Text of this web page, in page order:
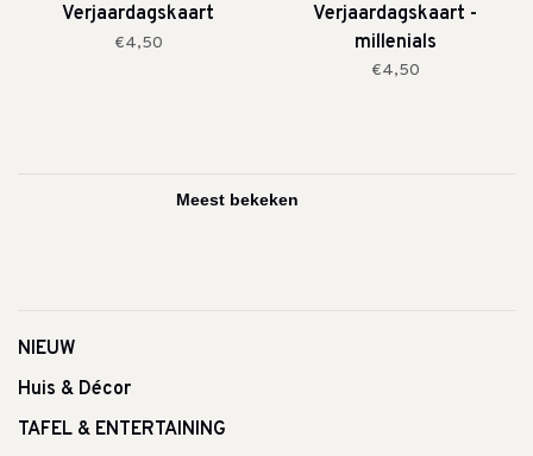
Verjaardagskaart
€4,50
Verjaardagskaart -
millenials
€4,50
NIEUW
Huis & Décor
TAFEL & ENTERTAINING